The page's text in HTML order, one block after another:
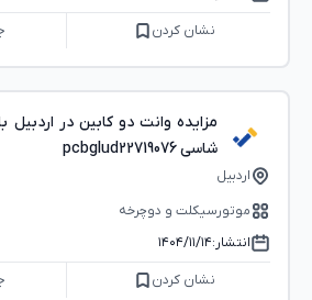
نشان کردن
مزایده وانت دو کابین در اردبیل
شاسی pcbglud22719076
اردبیل
موتورسیکلت و دوچرخه
انتشار:۱۴۰۴/۱۱/۱۴
نشان کردن